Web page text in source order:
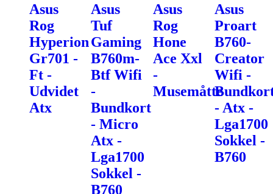
Asus
Rog
Hyperion
Gr701 -
Ft -
Udvidet
Atx
Asus
Tuf
Gaming
B760m-
Btf Wifi
-
Bundkort
- Micro
Atx -
Lga1700
Sokkel -
B760
Asus
Rog
Hone
Ace Xxl
-
Musemåtte
Asus
Proart
B760-
Creator
Wifi -
- Atx -
Lga1700
Sokkel -
B760